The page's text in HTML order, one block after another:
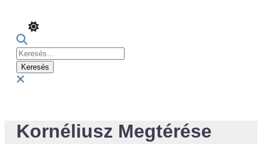
Keresés:
Kornéliusz Megtérése